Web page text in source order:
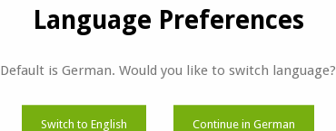
Semiconductor Partners
Language Preferences
Default is German. Would you like to switch language?
Switch to English Continue in German